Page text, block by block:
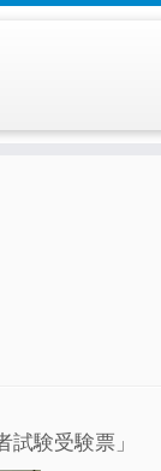
験受験票」